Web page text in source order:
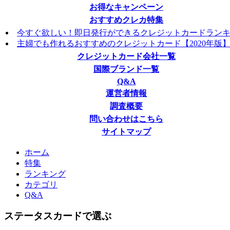
お得なキャンペーン
おすすめクレカ特集
今すぐ欲しい！即日発行ができるクレジットカードラン
主婦でも作れるおすすめのクレジットカード【2020年版】
クレジットカード会社一覧
国際ブランド一覧
Q&A
運営者情報
調査概要
問い合わせはこちら
サイトマップ
ホーム
特集
ランキング
カテゴリ
Q&A
ステータスカードで選ぶ